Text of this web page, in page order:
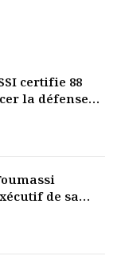
certifie 88
la défense
d’Ivoire
de sa